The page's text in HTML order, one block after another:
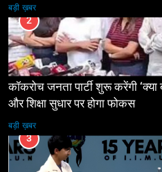
बड़ी ख़बर
2
कॉकरोच जनता पार्टी शुरू करेंगी ‘क्या
और शिक्षा सुधार पर होगा फोकस
बड़ी ख़बर
3